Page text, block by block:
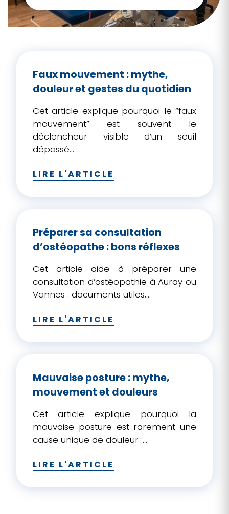
Le faux mouvement : mythe ou
réalité ?
d’anticiper, de mieux comprendre
vos contraintes ou d’adapter votre
pertinente.
Faux mouvement : mythe,
douleur et gestes du quotidien
Cet article explique pourquoi le “faux
mouvement” est souvent le
déclencheur visible d’un seuil
dépassé...
LIRE L'ARTICLE
Préparer sa consultation
d’ostéopathe : bons réflexes
Cet article aide à préparer une
consultation d’ostéopathie à Auray ou
Vannes : documents utiles,...
LIRE L'ARTICLE
Mauvaise posture : mythe,
mouvement et douleurs
Cet article explique pourquoi la
mauvaise posture est rarement une
cause unique de douleur :...
LIRE L'ARTICLE